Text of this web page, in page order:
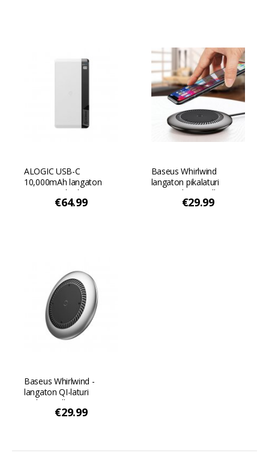
ALOGIC USB-C
10,000mAh langaton
Power Bank Ultimate -
Valkoinen€64.99
Baseus Whirlwind
langaton pikalaturi
sisäänrakennetulla
tuulettimella ja Qi-tuella
€29.99
Baseus Whirlwind -
langaton QI-laturi
tuulettimella - Hopea
€29.99